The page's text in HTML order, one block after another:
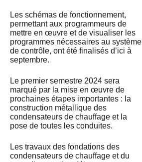
Les schémas de fonctionnement,
permettant aux programmeurs de
mettre en œuvre et de visualiser les
programmes nécessaires au système
de contrôle, ont été finalisés d’ici à
septembre.
Le premier semestre 2024 sera
marqué par la mise en œuvre de
prochaines étapes importantes : la
construction métallique des
condensateurs de chauffage et la
pose de toutes les conduites.
Les travaux des fondations des
condensateurs de chauffage et du